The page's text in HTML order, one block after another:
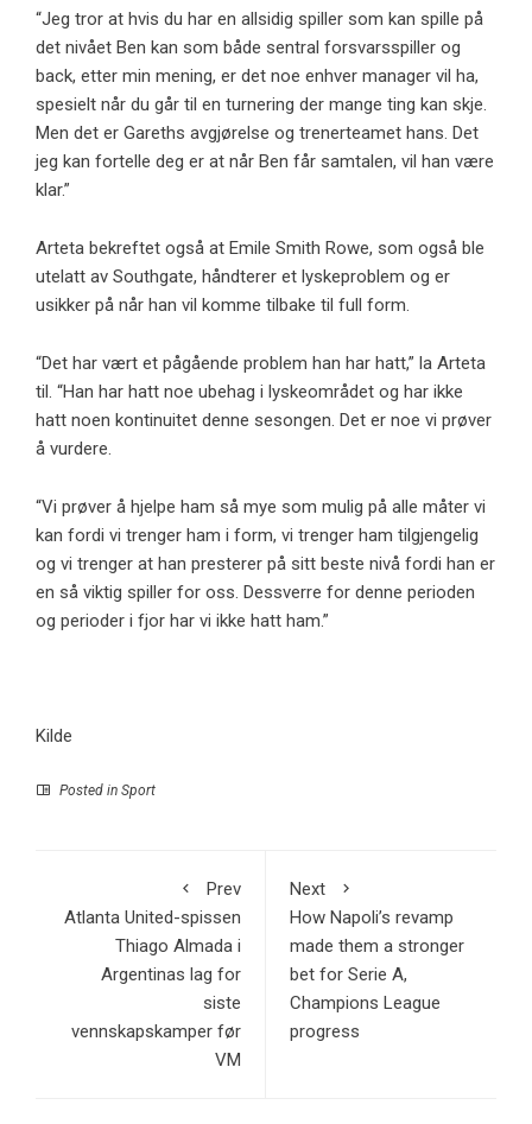
“Jeg tror at hvis du har en allsidig spiller som kan spille på
det nivået Ben kan som både sentral forsvarsspiller og
back, etter min mening, er det noe enhver manager vil ha,
spesielt når du går til en turnering der mange ting kan skje.
Men det er Gareths avgjørelse og trenerteamet hans. Det
jeg kan fortelle deg er at når Ben får samtalen, vil han være
klar.”
Arteta bekreftet også at Emile Smith Rowe, som også ble
utelatt av Southgate, håndterer et lyskeproblem og er
usikker på når han vil komme tilbake til full form.
“Det har vært et pågående problem han har hatt,” la Arteta
til. “Han har hatt noe ubehag i lyskeområdet og har ikke
hatt noen kontinuitet denne sesongen. Det er noe vi prøver
å vurdere.
“Vi prøver å hjelpe ham så mye som mulig på alle måter vi
kan fordi vi trenger ham i form, vi trenger ham tilgjengelig
og vi trenger at han presterer på sitt beste nivå fordi han er
en så viktig spiller for oss. Dessverre for denne perioden
og perioder i fjor har vi ikke hatt ham.”
Kilde
Posted in Sport
Prev
Atlanta United-spissen
Thiago Almada i
Argentinas lag for
siste
vennskapskamper før
VM
Next
How Napoli’s revamp
made them a stronger
bet for Serie A,
Champions League
progress